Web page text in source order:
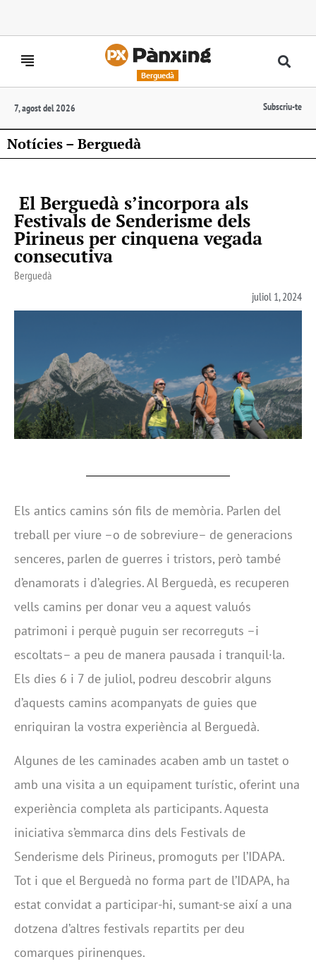
Berguedà
7, agost del 2026 Subscriu-te
Notícies – Berguedà
El Berguedà s’incorpora als
Festivals de Senderisme dels
Pirineus per cinquena vegada
consecutiva
Berguedà
juliol 1, 2024
Els antics camins són fils de memòria. Parlen del
treball per viure –o de sobreviure– de generacions
senceres, parlen de guerres i tristors, però també
d’enamorats i d’alegries. Al Berguedà, es recuperen
vells camins per donar veu a aquest valuós
patrimoni i perquè puguin ser recorreguts –i
escoltats– a peu de manera pausada i tranquil·la.
Els dies 6 i 7 de juliol, podreu descobrir alguns
d’aquests camins acompanyats de guies que
enriquiran la vostra experiència al Berguedà.
Algunes de les caminades acaben amb un tastet o
amb una visita a un equipament turístic, oferint una
experiència completa als participants. Aquesta
iniciativa s’emmarca dins dels Festivals de
Senderisme dels Pirineus, promoguts per l’IDAPA.
Tot i que el Berguedà no forma part de l’IDAPA, ha
estat convidat a participar-hi, sumant-se així a una
dotzena d’altres festivals repartits per deu
comarques pirinenques.